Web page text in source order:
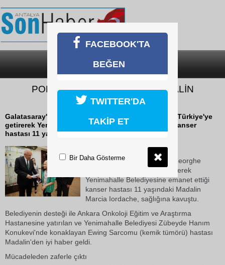
SON DAKİKA
POPESCU’NUN EMANETİ MADALİN
SAĞLIĞINA KAVUŞTU
Galatasaray'ın eski yıldızı Gheorghe Popescu'nun Türkiye'ye
getirerek Yenimahalle Belediyesine emanet ettiği kanser
hastası 11 yaşındaki Madalin Marcia...
23 Ekim 2018 Salı 11:03
Galatasaray'ın eski yıldızı Gheorghe
Popescu'nun Türkiye'ye getirerek
Yenimahalle Belediyesine emanet ettiği
kanser hastası 11 yaşındaki Madalin
Marcia Iordache, sağlığına kavuştu.
Belediyenin desteği ile Ankara Onkoloji Eğitim ve Araştırma
Hastanesine yatırılan ve Yenimahalle Belediyesi Zübeyde Hanım
Konukevi'nde konaklayan Ewing Sarcomu (kemik tümörü) hastası
Madalin'den iyi haber geldi.
Mücadeleden zaferle çıktı
FACEBOOK'TA
BEĞEN
TWITTER'DA
TAKİP ET
Bir Daha Gösterme